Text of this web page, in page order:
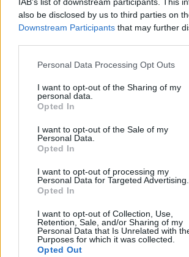
also be disclosed by us to third parties on
Downstream Participants that may further
Please note that this website/app uses one
not limited to your visit or usage behaviour.
grant or deny consent to Google and its
use your data for below specified purposes
consent section.
Personal Data Processing Opt Outs
I want to opt-out of the Sharing of my
personal data.
Opted In
I want to opt-out of the Sale of my
Personal Data.
Opted In
I want to opt-out of processing my
Personal Data for Targeted Advertising.
Opted In
I want to opt-out of Collection, Use,
Retention, Sale, and/or Sharing of my
Personal Data that Is Unrelated with
Purposes for which it was collected.
Opted Out
nostro laboratorio di assistenza.
Reso facile e gratuitoentro 28 giorni.
Spedizione gratuitaper ordini
all'acquisto.
Contattaci per
informazioni o
videochiamata:
Cognome e Nome